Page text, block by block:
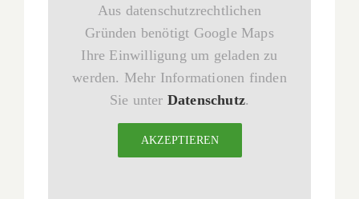
Aus datenschutzrechtlichen
Gründen benötigt Google Maps
Ihre Einwilligung um geladen zu
werden. Mehr Informationen finden
Sie unter Datenschutz.
AKZEPTIEREN